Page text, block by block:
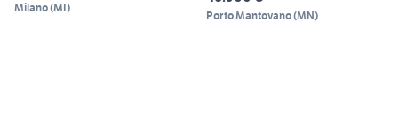
Milano(MI)
Porto Mantovano(MN)